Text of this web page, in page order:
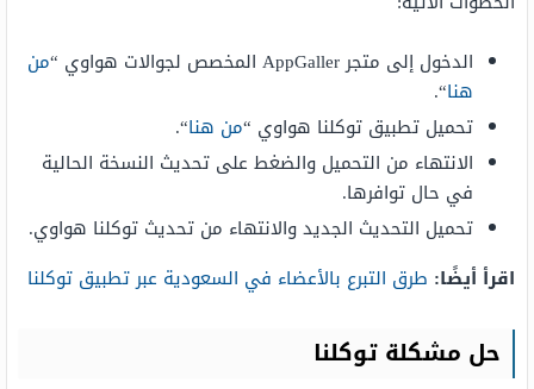
الدخول إلى متجر AppGaller المخصص لجوالات هواوي “
من
هنا“.
تحميل تطبيق توكلنا هواوي “من هنا“.
الانتهاء من التحميل والضغط على تحديث النسخة الحالية
في حال توافرها.
تحميل التحديث الجديد والانتهاء من تحديث توكلنا هواوي.
اقرأ أيضًا: طرق التبرع بالأعضاء في السعودية عبر تطبيق توكلنا
حل مشكلة توكلنا